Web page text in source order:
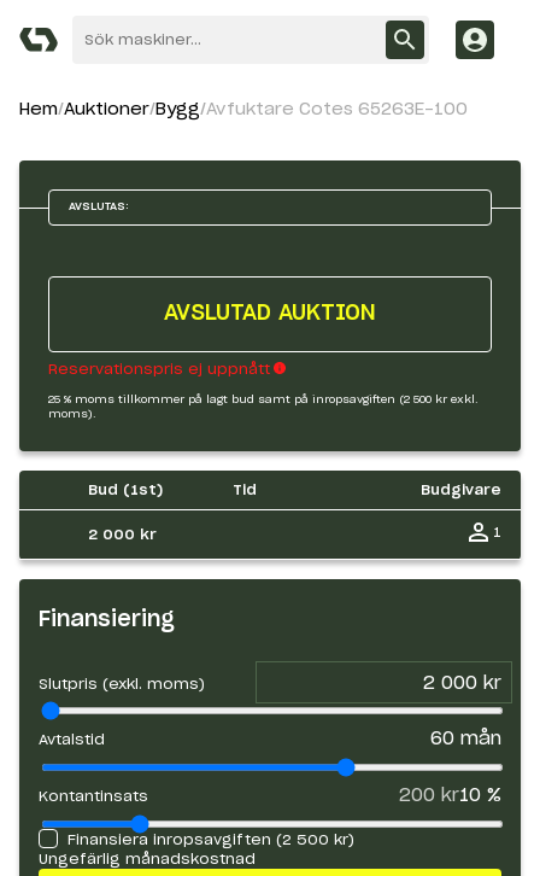
Hem Auktioner Bygg Avfuktare Cotes 65263E-100
AVSLUTAS:
AVSLUTAD AUKTION
Reservationspris ej uppnått
25 % moms tillkommer på lagt bud samt på inropsavgiften (2 500 kr exkl.
moms).
Bud (1st) Tid Budgivare
2 000 kr 1
Finansiering
Slutpris (exkl. moms)
Avtalstid 60 mån
Kontantinsats 200 kr10 %
Finansiera inropsavgiften (2 500 kr)
Ungefärlig månadskostnad